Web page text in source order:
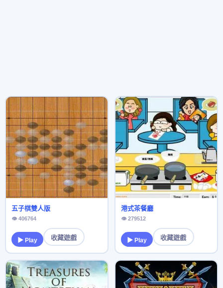
五子棋雙人版
👁 406764
▶ Play 收藏遊戲
港式茶餐廳
👁 279512
▶ Play 收藏遊戲